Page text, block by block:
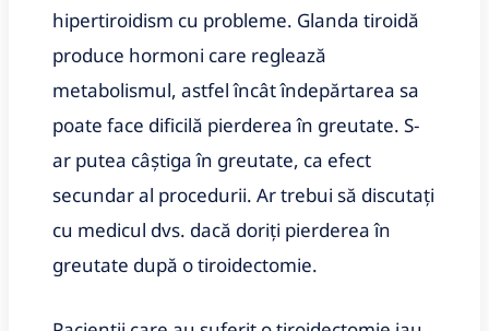
hipertiroidism cu probleme. Glanda tiroidă
produce hormoni care reglează
metabolismul, astfel încât îndepărtarea sa
poate face dificilă pierderea în greutate. S-
ar putea câștiga în greutate, ca efect
secundar al procedurii. Ar trebui să discutați
cu medicul dvs. dacă doriți pierderea în
greutate după o tiroidectomie.